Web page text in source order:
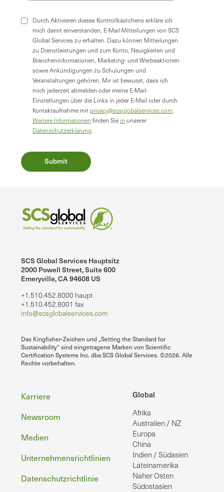
Durch Aktivieren dieses Kontrollkästchens erkläre ich
mich damit einverstanden, E-Mail-Mitteilungen von SCS
Global Services zu erhalten. Dazu können Mitteilungen
zu Dienstleistungen und zum Konto, Neuigkeiten und
Brancheninformationen, Marketing- und Werbeaktionen
sowie Ankündigungen zu Schulungen und
Veranstaltungen gehören. Mir ist bewusst, dass ich
mich jederzeit abmelden oder meine E-Mail-
Einstellungen über die Links in jeder E-Mail oder durch
Kontaktaufnahme mit privacy@scsglobalservices.com
Weitere Informationen finden Sie in unserer
Datenschutzerklärung
SCS Global Services Hauptsitz
2000 Powell Street, Suite 600
Emeryville, CA 94608 US
+1.510.452.8000 haupt
+1.510.452.8001 fax
info@scsglobalservices.com
Das Kingfisher-Zeichen und „Setting the Standard for
Sustainability“ sind eingetragene Marken von Scientific
Certification Systems Inc. dba SCS Global Services. ©2026. Alle
Rechte vorbehalten.
Global
Afrika
Australien / NZ
Europa
China
Indien / Südasien
Lateinamerika
Naher Osten
Südostasien
Fußzeile
Karriere
Newsroom
Medien
Unternehmensrichtlinien
Datenschutzrichtlinie